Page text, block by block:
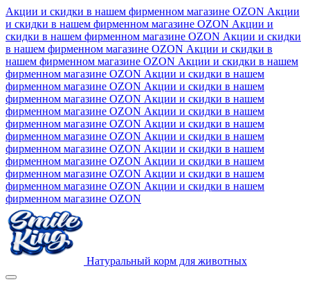
Акции и скидки в нашем фирменном магазине OZON Акции
и скидки в нашем фирменном магазине OZON Акции и
скидки в нашем фирменном магазине OZON Акции и скидки
в нашем фирменном магазине OZON Акции и скидки в
нашем фирменном магазине OZON Акции и скидки в нашем
фирменном магазине OZON Акции и скидки в нашем
фирменном магазине OZON Акции и скидки в нашем
фирменном магазине OZON Акции и скидки в нашем
фирменном магазине OZON Акции и скидки в нашем
фирменном магазине OZON Акции и скидки в нашем
фирменном магазине OZON Акции и скидки в нашем
фирменном магазине OZON Акции и скидки в нашем
фирменном магазине OZON Акции и скидки в нашем
фирменном магазине OZON Акции и скидки в нашем
фирменном магазине OZON Акции и скидки в нашем
фирменном магазине OZON
Натуральный корм для животных